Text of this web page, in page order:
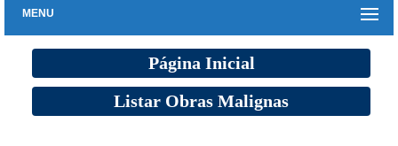
MENU
Página Inicial
Listar Obras Malignas